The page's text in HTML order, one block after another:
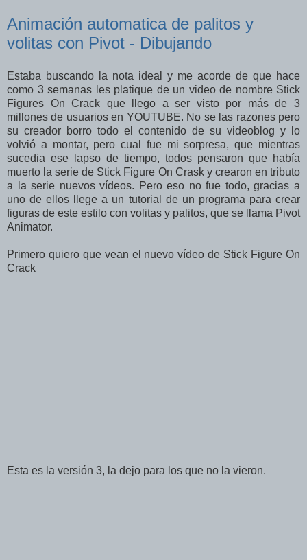
Animación automatica de palitos y
volitas con Pivot - Dibujando
Estaba buscando la nota ideal y me acorde de que hace
como 3 semanas les platique de un video de nombre Stick
Figures On Crack que llego a ser visto por más de 3
millones de usuarios en YOUTUBE. No se las razones pero
su creador borro todo el contenido de su videoblog y lo
volvió a montar, pero cual fue mi sorpresa, que mientras
sucedia ese lapso de tiempo, todos pensaron que había
muerto la serie de Stick Figure On Crask y crearon en tributo
a la serie nuevos vídeos. Pero eso no fue todo, gracias a
uno de ellos llege a un tutorial de un programa para crear
figuras de este estilo con volitas y palitos, que se llama Pivot
Animator.
Primero quiero que vean el nuevo vídeo de Stick Figure On
Crack
Esta es la versión 3, la dejo para los que no la vieron.